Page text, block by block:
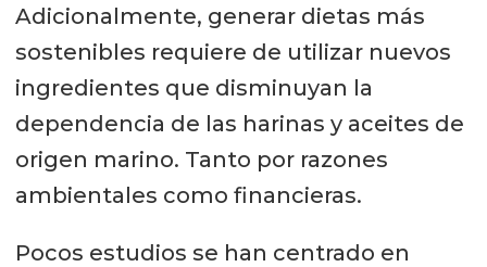
Adicionalmente, generar dietas más
sostenibles requiere de utilizar nuevos
ingredientes que disminuyan la
dependencia de las harinas y aceites de
origen marino. Tanto por razones
ambientales como financieras.
Pocos estudios se han centrado en